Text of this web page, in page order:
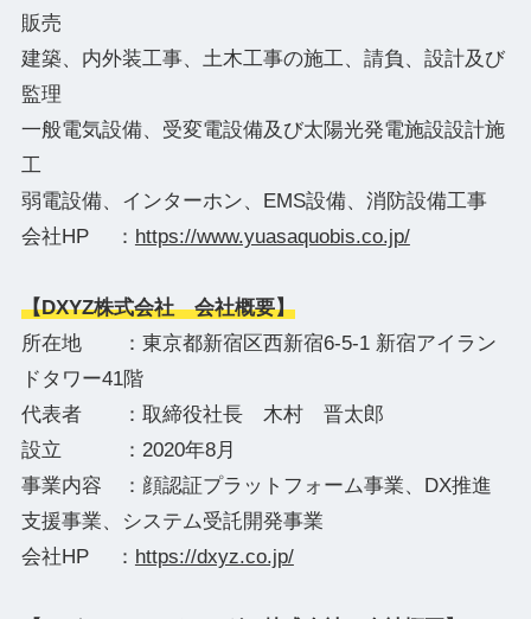
販売
建築、内外装工事、土木工事の施工、請負、設計及び
監理
一般電気設備、受変電設備及び太陽光発電施設設計施
工
弱電設備、インターホン、EMS設備、消防設備工事
会社HP ： https://www.yuasaquobis.co.jp/
【DXYZ株式会社 会社概要】
所在地 ：東京都新宿区西新宿6-5-1 新宿アイラン
ドタワー41階
代表者 ：取締役社長 木村 晋太郎
設立 ：2020年8月
事業内容 ：顔認証プラットフォーム事業、DX推進
支援事業、システム受託開発事業
会社HP ： https://dxyz.co.jp/